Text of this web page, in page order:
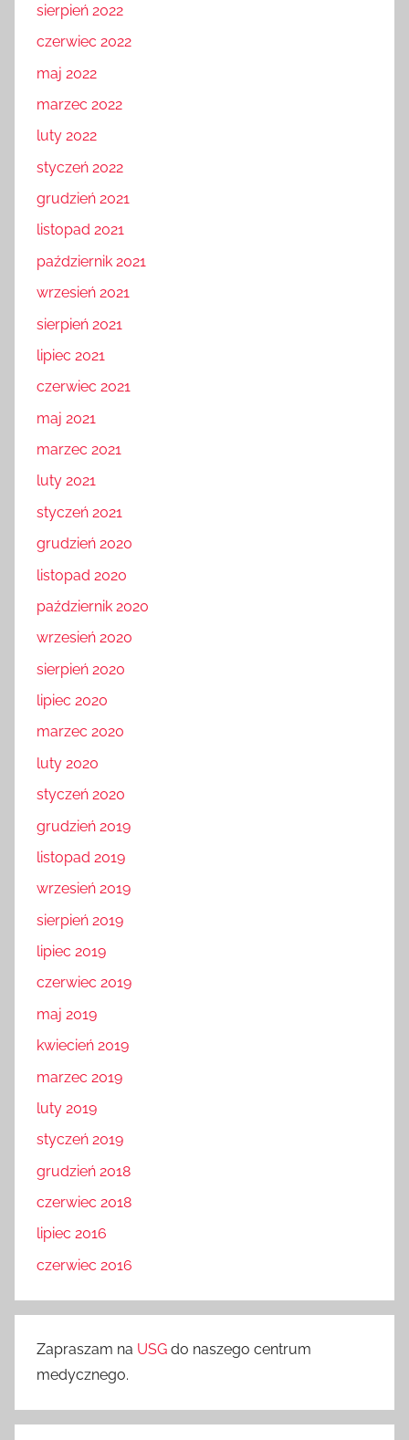
sierpień 2022
czerwiec 2022
maj 2022
marzec 2022
luty 2022
styczeń 2022
grudzień 2021
listopad 2021
październik 2021
wrzesień 2021
sierpień 2021
lipiec 2021
czerwiec 2021
maj 2021
marzec 2021
luty 2021
styczeń 2021
grudzień 2020
listopad 2020
październik 2020
wrzesień 2020
sierpień 2020
lipiec 2020
marzec 2020
luty 2020
styczeń 2020
grudzień 2019
listopad 2019
wrzesień 2019
sierpień 2019
lipiec 2019
czerwiec 2019
maj 2019
kwiecień 2019
marzec 2019
luty 2019
styczeń 2019
grudzień 2018
czerwiec 2018
lipiec 2016
czerwiec 2016
Zapraszam na USG do naszego centrum
medycznego.